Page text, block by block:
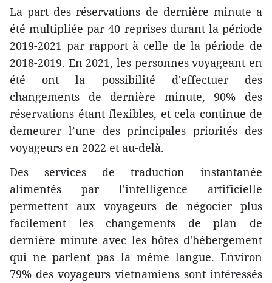
La part des réservations de dernière minute a
été multipliée par 40 reprises durant la période
2019-2021 par rapport à celle de la période de
2018-2019. En 2021, les personnes voyageant en
été ont la possibilité d'effectuer des
changements de dernière minute, 90% des
réservations étant flexibles, et cela continue de
demeurer l’une des principales priorités des
voyageurs en 2022 et au-delà.
Des services de traduction instantanée
alimentés par l'intelligence artificielle
permettent aux voyageurs de négocier plus
facilement les changements de plan de
dernière minute avec les hôtes d'hébergement
qui ne parlent pas la même langue. Environ
79% des voyageurs vietnamiens sont intéressés